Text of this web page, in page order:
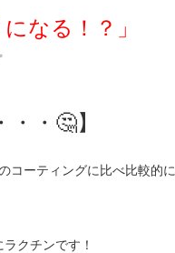
になる！？」
・🤔】
コーティングに比べ比較的に
クチンです！